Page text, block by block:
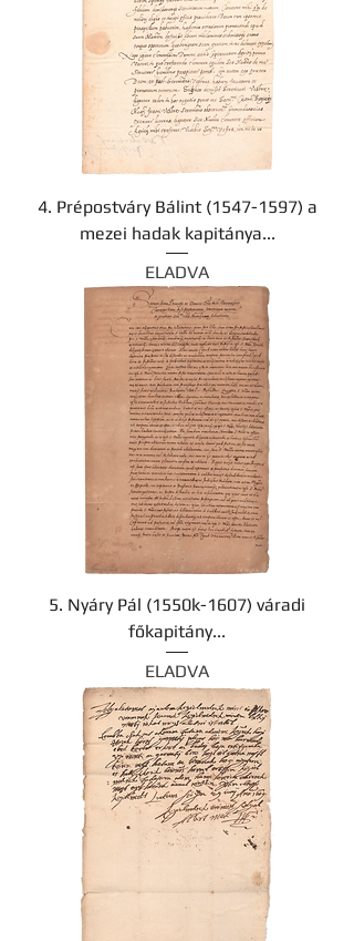
4. Prépostváry Bálint (1547-1597) a
mezei hadak kapitánya...
ELADVA
5. Nyáry Pál (1550k-1607) váradi
főkapitány...
ELADVA